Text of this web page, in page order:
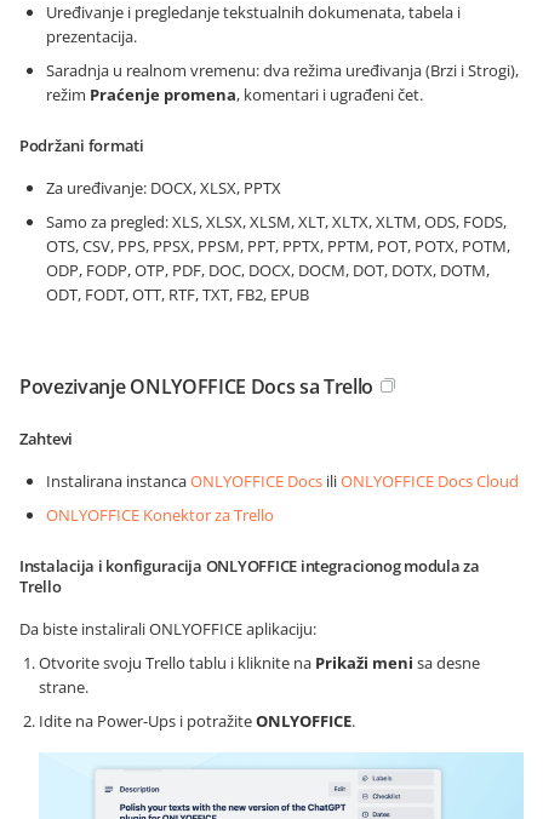
Uređivanje i pregledanje tekstualnih dokumenata, tabela i
prezentacija.
Saradnja u realnom vremenu: dva režima uređivanja (Brzi i Strogi),
režim Praćenje promena, komentari i ugrađeni čet.
Podržani formati
Za uređivanje: DOCX, XLSX, PPTX
Samo za pregled: XLS, XLSX, XLSM, XLT, XLTX, XLTM, ODS, FODS,
OTS, CSV, PPS, PPSX, PPSM, PPT, PPTX, PPTM, POT, POTX, POTM,
ODP, FODP, OTP, PDF, DOC, DOCX, DOCM, DOT, DOTX, DOTM,
ODT, FODT, OTT, RTF, TXT, FB2, EPUB
Povezivanje ONLYOFFICE Docs sa Trello
Zahtevi
Instalirana instancaONLYOFFICE Docs iliONLYOFFICE Docs Cloud
ONLYOFFICE Konektor za Trello
Instalacija i konfiguracija ONLYOFFICE integracionog modula za
Trello
Da biste instalirali ONLYOFFICE aplikaciju:
Otvorite svoju Trello tablu i kliknite na Prikaži meni sa desne
strane.
Idite na Power-Ups i potražiteONLYOFFICE.